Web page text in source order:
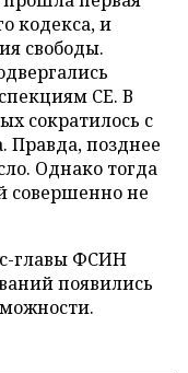
кодекса, и
свободы.
СЕ. В
сократилось с
Правда, позднее
Однако тогда
совершенно не
главы ФСИН
появились